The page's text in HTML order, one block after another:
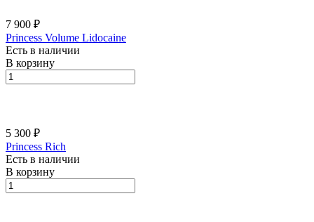
7 900 ₽
Princess Volume Lidocaine
Есть в наличии
В корзину
5 300 ₽
Princess Rich
Есть в наличии
В корзину